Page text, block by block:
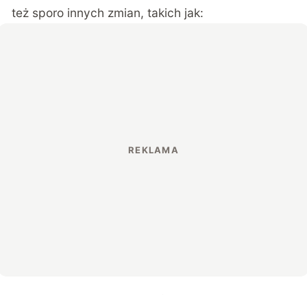
też sporo innych zmian, takich jak: